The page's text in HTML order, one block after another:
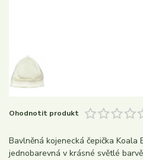
Ohodnotit produkt
Bavlněná kojenecká čepička Koala
jednobarevná v krásné světlé